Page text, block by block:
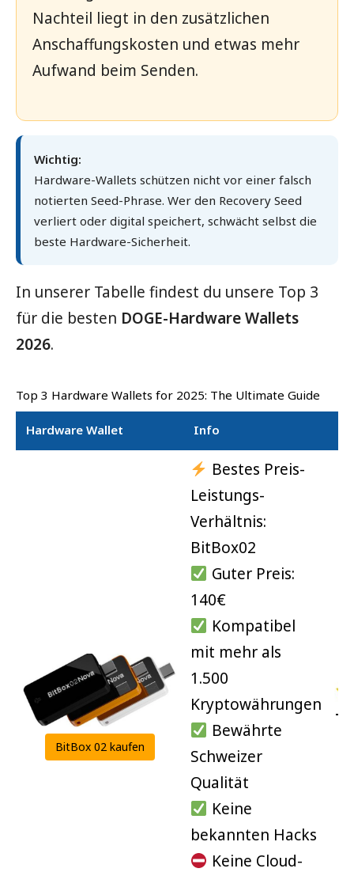
Wallet
Bewertung
Sehr gut (5,0)
Trezor Safe
Gut (4,8)
Ledger
Nano X
Gut (4,6)
Gut (4,6)
Paper Sehr gut (5,0)
Wallet
Kategorie
Hardware
Hardware
Hardware
Web
Atomic Mobile
Paper
Paper
Wallet
Kosten
149 €
249 €
99 €
Nachteil liegt in den zusätzlichen
Anschaffungskosten und etwas mehr
Aufwand beim Senden.
Wichtig:
Hardware-Wallets schützen nicht vor einer falsch
notierten Seed-Phrase. Wer den Recovery Seed
verliert oder digital speichert, schwächt selbst die
beste Hardware-Sicherheit.
In unserer Tabelle findest du unsere Top 3
für die besten DOGE-Hardware Wallets
2026.
Top 3 Hardware Wallets for 2025: The Ultimate Guide
Hardware Wallet Info
BitBox 02 kaufen
Bestes Preis-
Leistungs-
Verhältnis:
BitBox02
Guter Preis:
140€
Kompatibel
mit mehr als
1.500
Kryptowährungen
Bewährte
Schweizer
Qualität
Keine
bekannten Hacks
Keine Cloud-